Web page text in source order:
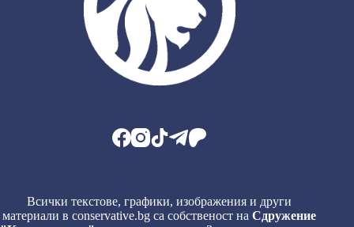
Всички текстове, графики, изображения и други
материали в conservative.bg са собственост наСдружение